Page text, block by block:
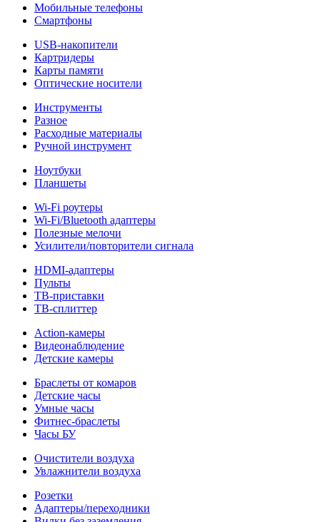
Мобильные телефоны
Смартфоны
USB-накопители
Картридеры
Карты памяти
Оптические носители
Инструменты
Разное
Расходные материалы
Ручной инструмент
Ноутбуки
Планшеты
Wi-Fi роутеры
Wi-Fi/Bluetooth адаптеры
Полезные мелочи
Усилители/повторители сигнала
HDMI-адаптеры
Пульты
ТВ-приставки
ТВ-сплиттер
Action-камеры
Видеонаблюдение
Детские камеры
Браслеты от комаров
Детские часы
Умные часы
Фитнес-браслеты
Часы БУ
Очистители воздуха
Увлажнители воздуха
Розетки
Адаптеры/переходники